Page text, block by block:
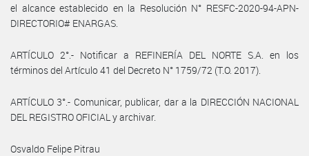
el alcance establecido en la Resolución N° RESFC-2020-94-APN-
DIRECTORIO# ENARGAS.
ARTÍCULO 2°.- Notificar a REFINERÍA DEL NORTE S.A. en los
términos del Artículo 41 del Decreto N° 1759/72 (T.O. 2017).
ARTÍCULO 3°.- Comunicar, publicar, dar a la DIRECCIÓN NACIONAL
DEL REGISTRO OFICIAL y archivar.
Osvaldo Felipe Pitrau